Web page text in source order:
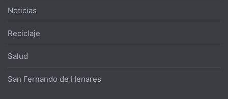
Noticias
Reciclaje
Salud
San Fernando de Henares